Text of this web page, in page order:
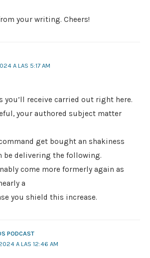
your writing. Cheers!
A LAS 5:17 AM
you’ll receive carried out right here.
your authored subject matter
get bought an shakiness
be delivering the following.
come more formerly again as
a
you shield this increase.
PODCAST
A LAS 12:46 AM